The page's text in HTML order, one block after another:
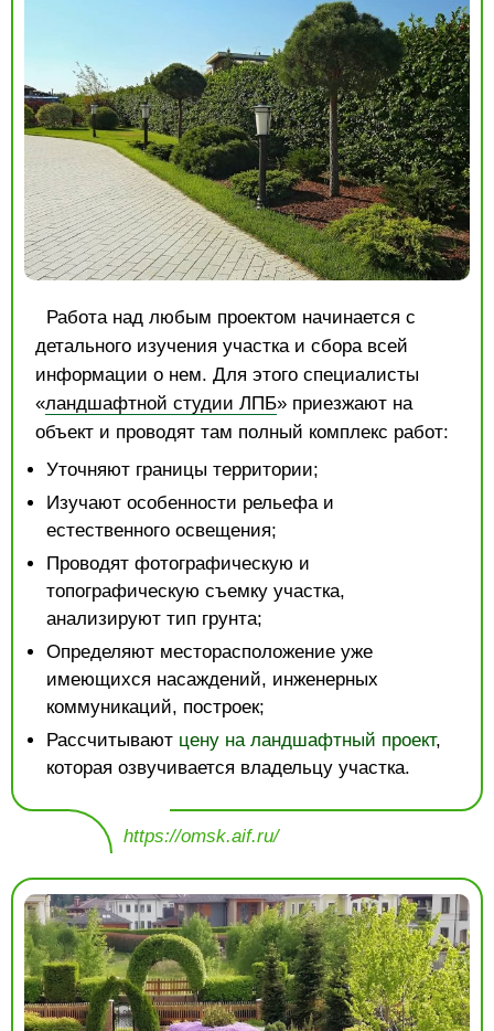
Работа над любым проектом начинается с
детального изучения участка и сбора всей
информации о нем. Для этого специалисты
«ландшафтной студии ЛПБ» приезжают на
объект и проводят там полный комплекс работ:
Уточняют границы территории;
Изучают особенности рельефа и
естественного освещения;
Проводят фотографическую и
топографическую съемку участка,
анализируют тип грунта;
Определяют месторасположение уже
имеющихся насаждений, инженерных
коммуникаций, построек;
Рассчитывают цену на ландшафтный проект,
которая озвучивается владельцу участка.
https://omsk.aif.ru/